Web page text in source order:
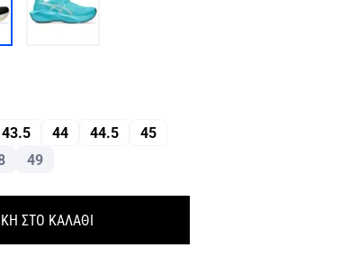
43.5 44 44.5
45
49
ΣΤΟ ΚΑΛΑΘΙ